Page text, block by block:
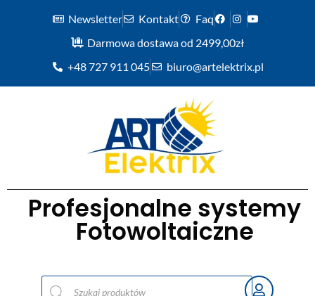
Newsletter Kontakt
Faq
Darmowa dostawa od 2499,00zł
+48 727 911 045
biuro@artelektrix.pl
Profesjonalne systemy
Fotowoltaiczne